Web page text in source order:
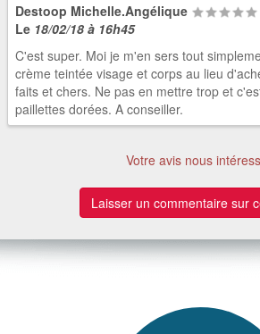
Destoop Michelle.Angélique
Le 18/02/18 à 16h45
C'est super. Moi je m'en sers tout
crème teintée visage et corps au lieu
faits et chers. Ne pas en mettre trop et
paillettes dorées. A conseiller.
Votre avis nous
Laisser un commentaire sur